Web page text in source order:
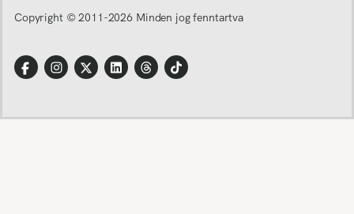
Copyright © 2011-2026 Minden jog fenntartva